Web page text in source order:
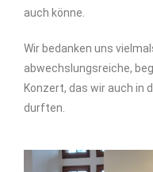
auch könne.
Wir bedanken uns
abwechslungsreiche,
Konzert, das wir auch in
durften.